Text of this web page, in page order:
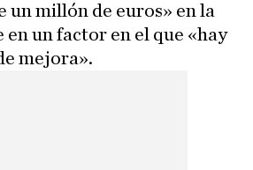
un millón de euros» en la
en un factor en el que «hay
mejora».